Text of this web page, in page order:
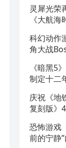
灵犀光荣
《大航
科幻动作
角大战
《暗黑5
制定十二
庆祝《地
复刻版》
恐怖游戏
前的宁静